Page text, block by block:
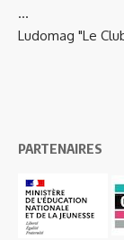
…
Ludomag "Le
PARTENAIRES